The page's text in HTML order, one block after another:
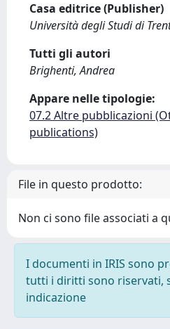
Casa editrice (Publisher)
Università degli Studi di
Tutti gli autori
Brighenti, Andrea
Appare nelle tipologie:
07.2 Altre pubblicazioni
publications)
File in questo prodotto:
Non ci sono file associati a
I documenti in IRIS sono
tutti i diritti sono riservati,
indicazione